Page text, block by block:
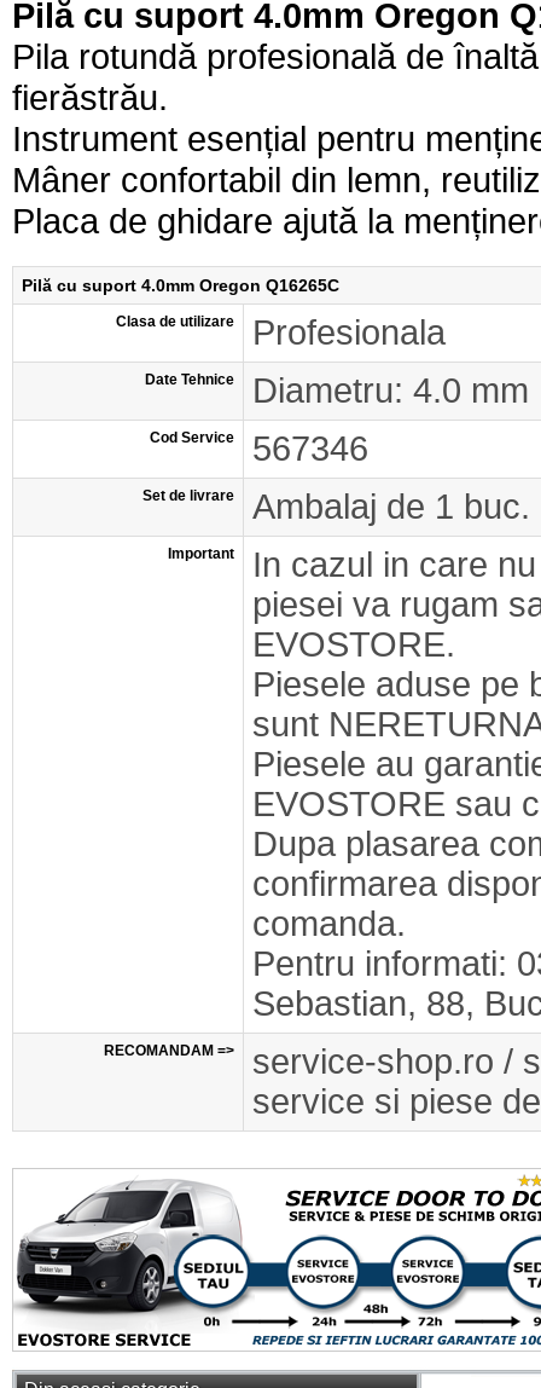
Pilă cu suport 4.0mm Oregon
Pila rotundă profesională de
fierăstrău.
Instrument esențial pentru
Mâner confortabil din lemn,
Placa de ghidare ajută la
Pilă cu suport 4.0mm Oregon Q16265C
Clasa de utilizare Profesionala
Date Tehnice Diametru: 4.0 mm
Cod Service 567346
Set de livrare Ambalaj de 1 buc.
Important
In cazul in care
piesei va rugam
EVOSTORE.
Piesele aduse pe
sunt
Piesele au
EVOSTORE sau
Dupa plasarea
confirmarea
comanda.
Pentru informati:
Sebastian, 88,
RECOMANDAM =>
service-shop.ro /
service si piese